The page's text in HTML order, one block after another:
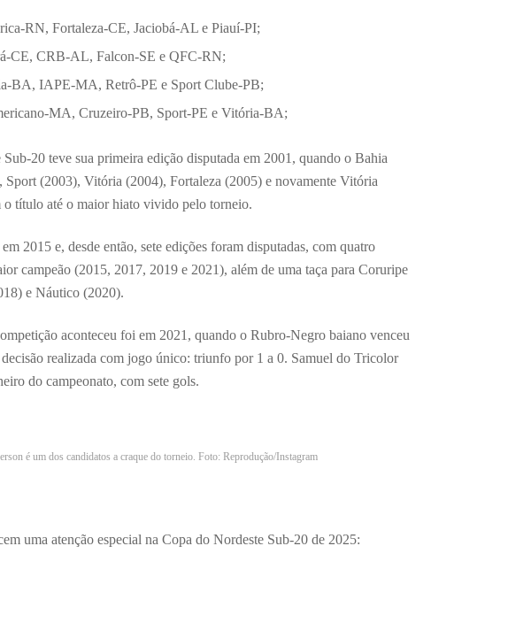
RN, Fortaleza-CE, Jaciobá-AL e Piauí-PI;
CE, CRB-AL, Falcon-SE e QFC-RN;
BA, IAPE-MA, Retrô-PE e Sport Clube-PB;
MA, Cruzeiro-PB, Sport-PE e Vitória-BA;
20 teve sua primeira edição disputada em 2001, quando o Bahia
Sport (2003), Vitória (2004), Fortaleza (2005) e novamente Vitória
o título até o maior hiato vivido pelo torneio.
2015 e, desde então, sete edições foram disputadas, com quatro
campeão (2015, 2017, 2019 e 2021), além de uma taça para Coruripe
e Náutico (2020).
aconteceu foi em 2021, quando o Rubro-Negro baiano venceu
realizada com jogo único: triunfo por 1 a 0. Samuel do Tricolor
do campeonato, com sete gols.
é um dos candidatos a craque do torneio. Foto: Reprodução/Instagram
uma atenção especial na Copa do Nordeste Sub-20 de 2025: